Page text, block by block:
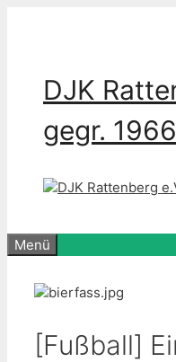
DJK
gegr. 1966
Menü
[Fußball]